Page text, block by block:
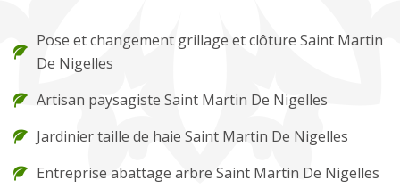
Pose et changement grillage et clôture Saint Martin
De Nigelles
Artisan paysagiste Saint Martin De Nigelles
Jardinier taille de haie Saint Martin De Nigelles
Entreprise abattage arbre Saint Martin De Nigelles